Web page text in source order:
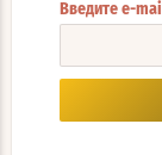
Введите e-